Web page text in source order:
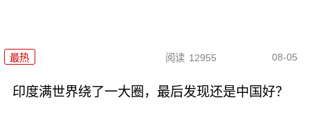
最热 阅读 12955 08-05
印度满世界绕了一大圈，最后发现还是中国好？